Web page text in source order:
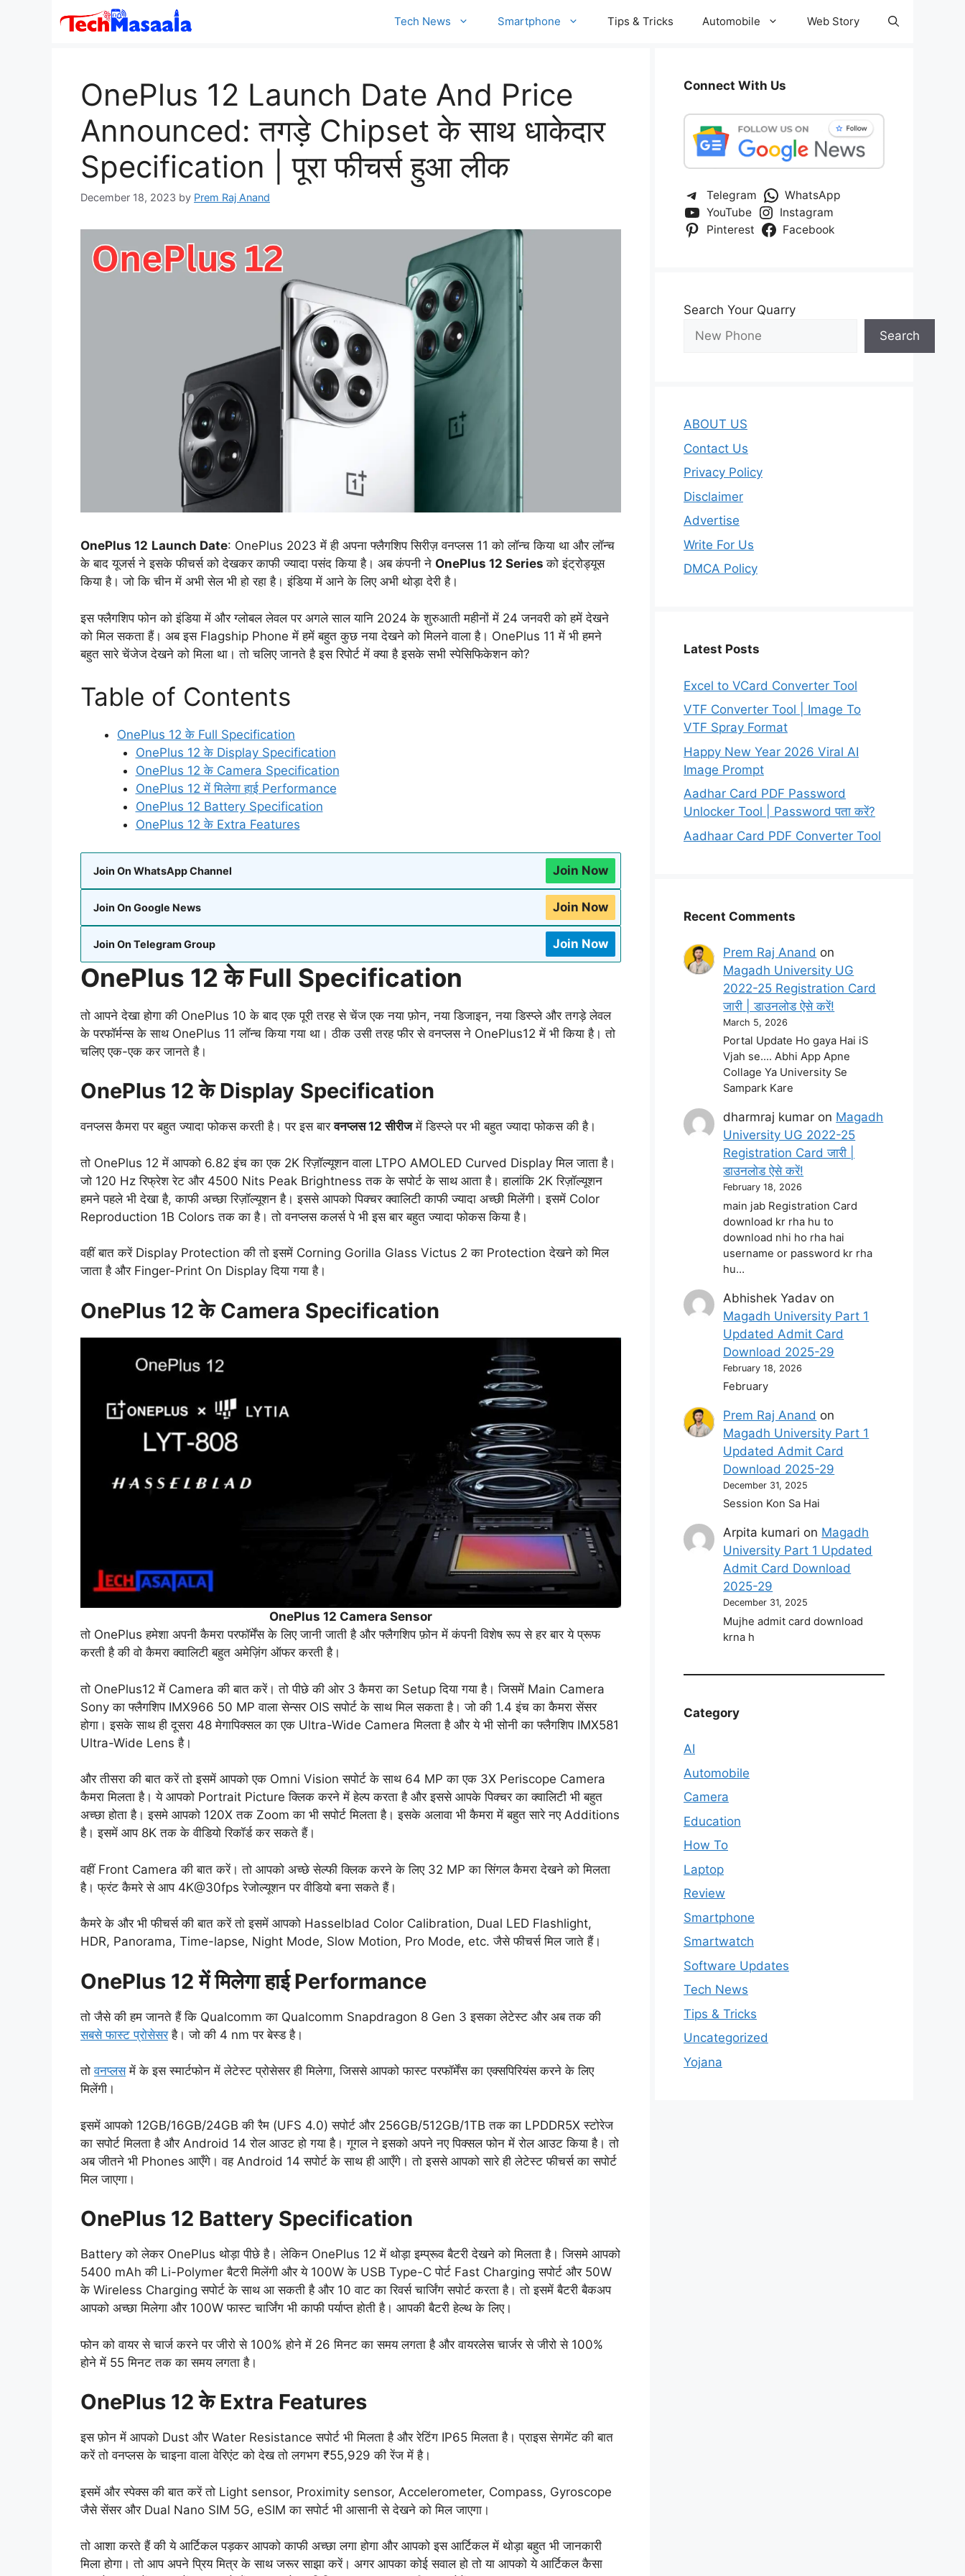
Tech News Smartphone Tips & Tricks Automobile Web Story
OnePlus 12 Launch Date And Price
Announced: तगड़े Chipset के साथ धाकेदार
Specification | पूरा फीचर्स हुआ लीक
December 18, 2023 by Prem Raj Anand
OnePlus 12 Launch Date: OnePlus 2023 में ही अपना फ्लैगशिप सिरीज़ वनप्लस 11 को लॉन्च किया था और लॉन्च
के बाद यूजर्स ने इसके फीचर्स को देखकर काफी ज्यादा पसंद किया है। अब कंपनी ने OnePlus 12 Seriesको इंट्रोड्यूस
किया है। जो कि चीन में अभी सेल भी हो रहा है। इंडिया में आने के लिए अभी थोड़ा देरी है।
इस फ्लैगशिप फोन को इंडिया में और ग्लोबल लेवल पर अगले साल यानि 2024 के शुरुआती महीनों में 24 जनवरी को हमें देखने
को मिल सकता हैं। अब इस Flagship Phone में हमें बहुत कुछ नया देखने को मिलने वाला है। OnePlus 11 में भी हमने
बहुत सारे चेंजेज देखने को मिला था। तो चलिए जानते है इस रिपोर्ट में क्या है इसके सभी स्पेसिफिकेशन को?
Table of Contents
OnePlus 12 के Full Specification
OnePlus 12 के Display Specification
OnePlus 12 के Camera Specification
OnePlus 12 में मिलेगा हाई Performance
OnePlus 12 Battery Specification
OnePlus 12 के Extra Features
Join On WhatsApp Channel Join Now
Join On Google News Join Now
Join On Telegram Group Join Now
OnePlus 12 के Full Specification
तो आपने देखा होगा की OnePlus 10 के बाद एक पूरी तरह से चेंज एक नया फ़ोन, नया डिजाइन, नया डिस्प्ले और तगड़े लेवल
के परफॉर्मन्स के साथ OnePlus 11 लॉन्च किया गया था। ठीक उसी तरह फीर से वनप्लस ने OnePlus12 में भी किया है। तो
चलिए एक-एक कर जानते है।
OnePlus 12 के Display Specification
वनप्लस कैमरा पर बहुत ज्यादा फोकस करती है। पर इस बारवनप्लस 12 सीरीजमें डिस्प्ले पर भी बहुत ज्यादा फोकस की है।
तो OnePlus 12 में आपको 6.82 इंच का एक 2K रिज़ॉल्यूशन वाला LTPO AMOLED Curved Display मिल जाता है।
जो 120 Hz रिफ्रेश रेट और 4500 Nits Peak Brightness तक के सपोर्ट के साथ आता है। हालांकि 2K रिज़ॉल्यूशन
हमने पहले भी देखा है, काफी अच्छा रिज़ॉल्यूशन है। इससे आपको पिक्चर क्वालिटी काफी ज्यादा अच्छी मिलेंगी। इसमें Color
Reproduction 1B Colors तक का है। तो वनप्लस कलर्स पे भी इस बार बहुत ज्यादा फोकस किया है।
वहीं बात करें Display Protection की तो इसमें Corning Gorilla Glass Victus 2 का Protection देखने को मिल
जाता है और Finger-Print On Display दिया गया है।
OnePlus 12के Camera Specification
OnePlus 12 Camera Sensor
तो OnePlus हमेशा अपनी कैमरा परफॉर्मेंस के लिए जानी जाती है और फ्लैगशिप फ़ोन में कंपनी विशेष रूप से हर बार ये प्रूफ
करती है की वो कैमरा क्वालिटी बहुत अमेज़िंग ऑफर करती है।
तो OnePlus12 में Camera की बात करें। तो पीछे की ओर 3 कैमरा का Setup दिया गया है। जिसमें Main Camera
Sony का फ्लैगशिप IMX966 50 MP वाला सेन्सर OIS सपोर्ट के साथ मिल सकता है। जो की 1.4 इंच का कैमरा सेंसर
होगा। इसके साथ ही दूसरा 48 मेगापिक्सल का एक Ultra-Wide Camera मिलता है और ये भी सोनी का फ्लैगशिप IMX581
Ultra-Wide Lens है।
और तीसरा की बात करें तो इसमें आपको एक Omni Vision सपोर्ट के साथ 64 MP का एक 3X Periscope Camera
कैमरा मिलता है। ये आपको Portrait Picture क्लिक करने में हेल्प करता है और इससे आपके पिक्चर का क्वालिटी भी बहुत
अच्छा होता है। इसमे आपको 120X तक Zoom का भी सपोर्ट मिलता है। इसके अलावा भी कैमरा में बहुत सारे नए Additions
है। इसमें आप 8K तक के वीडियो रिकॉर्ड कर सकते हैं।
वहीं Front Camera की बात करें। तो आपको अच्छे सेल्फी क्लिक करने के लिए 32 MP का सिंगल कैमरा देखने को मिलता
है। फ्रंट कैमरे से आप 4K@30fps रेजोल्यूशन पर वीडियो बना सकते हैं।
कैमरे के और भी फीचर्स की बात करें तो इसमें आपको Hasselblad Color Calibration, Dual LED Flashlight,
HDR, Panorama, Time-lapse, Night Mode, Slow Motion, Pro Mode, etc. जैसे फीचर्स मिल जाते हैं।
OnePlus 12 में मिलेगा हाई Performance
तो जैसे की हम जानते हैं कि Qualcomm का Qualcomm Snapdragon 8 Gen 3 इसका लेटेस्ट और अब तक की
सबसे फास्ट प्रोसेसरहै। जो की 4 nm पर बेस्ड है।
तोवनप्लसमें के इस स्मार्टफोन में लेटेस्ट प्रोसेसर ही मिलेगा, जिससे आपको फास्ट परफॉर्मेंस का एक्सपिरियंस करने के लिए
मिलेंगी।
इसमें आपको 12GB/16GB/24GB की रैम (UFS 4.0) सपोर्ट और 256GB/512GB/1TB तक का LPDDR5X स्टोरेज
का सपोर्ट मिलता है और Android 14 रोल आउट हो गया है। गूगल ने इसको अपने नए पिक्सल फोन में रोल आउट किया है। तो
अब जीतने भी Phones आएँगे। वह Android 14 सपोर्ट के साथ ही आएँगे। तो इससे आपको सारे ही लेटेस्ट फीचर्स का सपोर्ट
मिल जाएगा।
OnePlus 12 Battery Specification
Battery को लेकर OnePlus थोड़ा पीछे है। लेकिन OnePlus 12 में थोड़ा इम्प्रूव बैटरी देखने को मिलता है। जिसमे आपको
5400 mAh की Li-Polymer बैटरी मिलेंगी और ये 100W के USB Type-C पोर्ट Fast Charging सपोर्ट और 50W
के Wireless Charging सपोर्ट के साथ आ सकती है और 10 वाट का रिवर्स चार्जिंग सपोर्ट करता है। तो इसमें बैटरी बैकअप
आपको अच्छा मिलेगा और 100W फास्ट चार्जिंग भी काफी पर्याप्त होती है। आपकी बैटरी हेल्थ के लिए।
फोन को वायर से चार्ज करने पर जीरो से 100% होने में 26 मिनट का समय लगता है और वायरलेस चार्जर से जीरो से 100%
होने में 55 मिनट तक का समय लगता है।
OnePlus 12 के Extra Features
इस फ़ोन में आपको Dust और Water Resistance सपोर्ट भी मिलता है और रेटिंग IP65 मिलता है। प्राइस सेगमेंट की बात
करें तो वनप्लस के चाइना वाला वेरिएंट को देख तो लगभग ₹55,929 की रेंज में है।
इसमें और स्पेक्स की बात करें तो Light sensor, Proximity sensor, Accelerometer, Compass, Gyroscope
जैसे सेंसर और Dual Nano SIM 5G, eSIM का सपोर्ट भी आसानी से देखने को मिल जाएगा।
तो आशा करते हैं की ये आर्टिकल पड़कर आपको काफी अच्छा लगा होगा और आपको इस आर्टिकल में थोड़ा बहुत भी जानकारी
मिला होगा। तो आप अपने प्रिय मित्र के साथ जरूर साझा करें। अगर आपका कोई सवाल हो तो या आपको ये आर्टिकल कैसा
Connect With Us
Telegram
WhatsApp
YouTube
Instagram
Pinterest
Facebook
Search Your Quarry
Search
ABOUT US
Contact Us
Privacy Policy
Disclaimer
Advertise
Write For Us
DMCA Policy
Latest Posts
Excel to VCard Converter Tool
VTF Converter Tool | Image To
VTF Spray Format
Happy New Year 2026 Viral AI
Image Prompt
Aadhar Card PDF Password
Unlocker Tool | Password पता करें?
Aadhaar Card PDF Converter Tool
Recent Comments
Prem Raj Anand on
Magadh University UG
2022-25 Registration Card
जारी | डाउनलोड ऐसे करें!
March 5, 2026
Portal Update Ho gaya Hai iS
Vjah se.... Abhi App Apne
Collage Ya University Se
Sampark Kare
dharmraj kumar on Magadh
University UG 2022-25
Registration Card जारी |
डाउनलोड ऐसे करें!
February 18, 2026
main jab Registration Card
download kr rha hu to
download nhi ho rha hai
username or password kr rha
hu…
Abhishek Yadav on
Magadh University Part 1
Updated Admit Card
Download 2025-29
February 18, 2026
February
Prem Raj Anand on
Magadh University Part 1
Updated Admit Card
Download 2025-29
December 31, 2025
Session Kon Sa Hai
Arpita kumari on Magadh
University Part 1 Updated
Admit Card Download
2025-29
December 31, 2025
Mujhe admit card download
krna h
Category
AI
Automobile
Camera
Education
How To
Laptop
Review
Smartphone
Smartwatch
Software Updates
Tech News
Tips & Tricks
Uncategorized
Yojana